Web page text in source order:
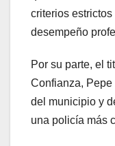
criterios
desempeño
Por su parte, el
Confianza,
del municipio y
una policía más